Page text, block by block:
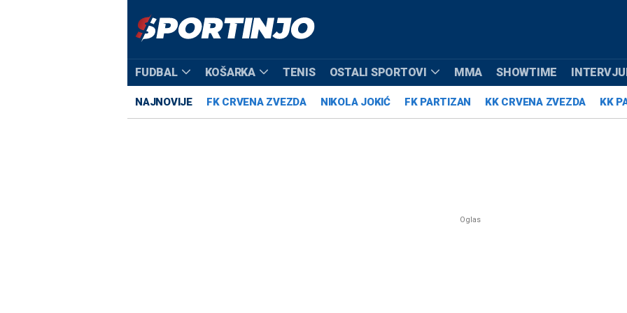
FUDBAL KOŠARKA TENIS OSTALI SPORTOVI MMA SHOWTIME
NAJNOVIJE FK CRVENA ZVEZDA NIKOLA JOKIĆ FK PARTIZAN KK CRVENA ZVEZDA KK